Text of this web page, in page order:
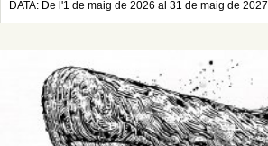
DATA: De l'1 de maig de 2026 al 31 de maig de 2027